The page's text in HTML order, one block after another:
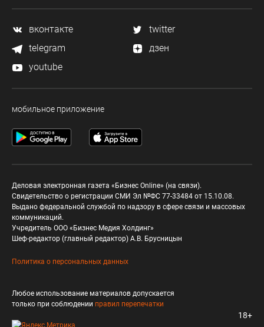
вконтакте
twitter
telegram
дзен
youtube
мобильное приложение
Деловая электронная газета «Бизнес Online» (на связи).
Свидетельство о регистрации СМИ Эл №ФС 77-33484 от 15.10.08.
Выдано федеральной службой по надзору в сфере связи и массовых
коммуникаций.
Учредитель ООО «Бизнес Медия Холдинг»
Шеф-редактор (главный редактор) А.В. Брусницын
Политика о персональных данных
Любое использование материалов допускается
только при соблюдении правил перепечатки
18+